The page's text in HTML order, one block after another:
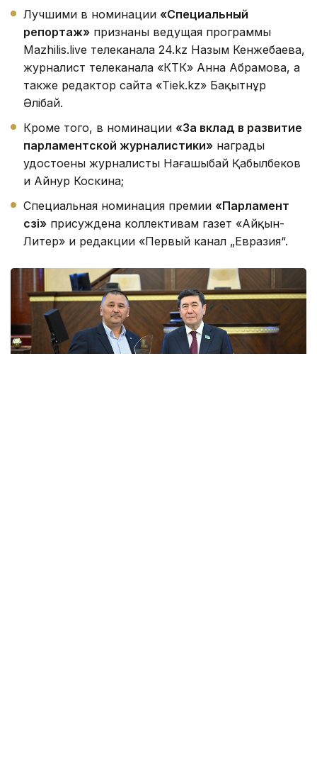
Лучшими в номинации «Специальный
репортаж» признаны ведущая программы
Mazhilis.live телеканала 24.kz Назым Кенжебаева,
журналист телеканала «КТК» Анна Абрамова, а
также редактор сайта «Tiek.kz» Бақытнұр
Әлібай.
Кроме того, в номинации «За вклад в развитие
парламентской журналистики» награды
удостоены журналисты Нағашыбай Қабылбеков
и Айнур Коскина;
Специальная номинация премии «Парламент
сөзі» присуждена коллективам газет «Айқын-
Литер» и редакции «Первый канал „Евразия“.